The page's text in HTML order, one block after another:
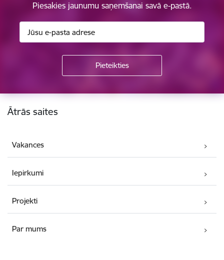
Piesakies jaunumu saņemšanai savā e-pastā.
Kājene
Ātrās saites
Vakances
Iepirkumi
Projekti
Par mums